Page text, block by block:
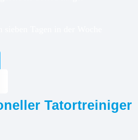
Tatortreiniger